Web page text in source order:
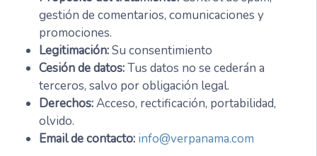
gestión de comentarios, comunicaciones y
promociones.
Legitimación:Su consentimiento
Cesión de datos:Tus datos no se cederán a
terceros, salvo por obligación legal.
Derechos:Acceso, rectificación, portabilidad,
olvido.
Email de contacto: info@verpanama.com